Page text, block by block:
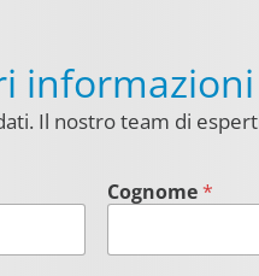
informazioni
Il nostro team di
Cognome*